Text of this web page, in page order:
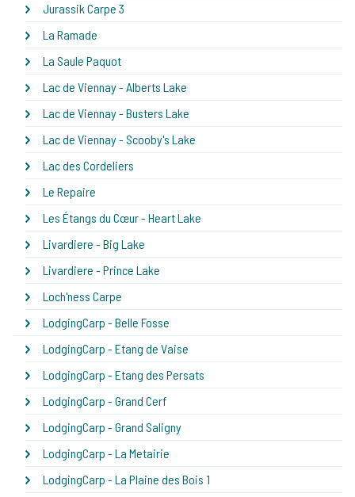
Jurassik Carpe 3
La Ramade
La Saule Paquot
Lac de Viennay - Alberts Lake
Lac de Viennay - Busters Lake
Lac de Viennay - Scooby's Lake
Lac des Cordeliers
Le Repaire
Les Étangs du Cœur - Heart Lake
Livardiere - Big Lake
Livardiere - Prince Lake
Loch'ness Carpe
LodgingCarp - Belle Fosse
LodgingCarp - Etang de Vaise
LodgingCarp - Etang des Persats
LodgingCarp - Grand Cerf
LodgingCarp - Grand Saligny
LodgingCarp - La Metairie
LodgingCarp - La Plaine des Bois 1